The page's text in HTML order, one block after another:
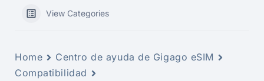
View Categories
Home
Centro de ayuda de Gigago eSIM
Compatibilidad